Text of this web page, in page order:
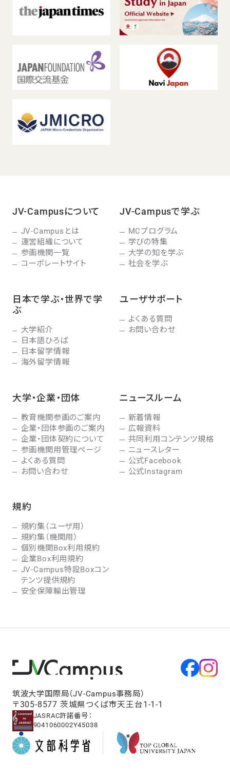
JV-Campusについて
JV-Campusとは
運営組織について
参画機関一覧
コーポレートサイト
JV-Campusで学ぶ
MCプログラム
学びの特集
大学の知を学ぶ
社会を学ぶ
日本で学ぶ・世界で学
ぶ
大学紹介
日本語ひろば
日本留学情報
海外留学情報
ユーザサポート
よくある質問
お問い合わせ
大学・企業・団体
教育機関参画のご案内
企業・団体参画のご案内
企業・団体契約について
参画機関用管理ページ
よくある質問
お問い合わせ
ニュースルーム
新着情報
広報資料
共同利用コンテンツ規格
ニュースレター
公式Facebook
公式Instagram
規約
規約集（ユーザ用）
規約集（機関用）
個別機関Box利用規約
企業Box利用規約
JV-Campus特設Boxコン
テンツ提供規約
安全保障輸出管理
筑波大学国際局（JV-Campus事務局）
〒305-8577 茨城県つくば市天王台1-1-1
JASRAC許諾番号：
9041060002Y45038